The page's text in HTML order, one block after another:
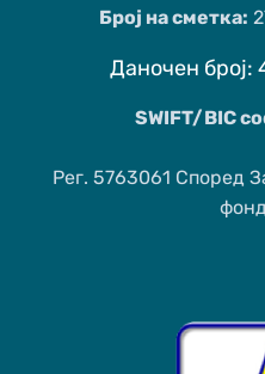
Број на сметка:
Даночен
SWIFT/BIC
Рег. 5763061 Според